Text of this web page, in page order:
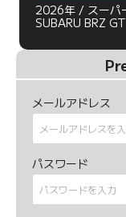
2026年 / スーパ
SUBARU BRZ
メールアドレス
パスワード